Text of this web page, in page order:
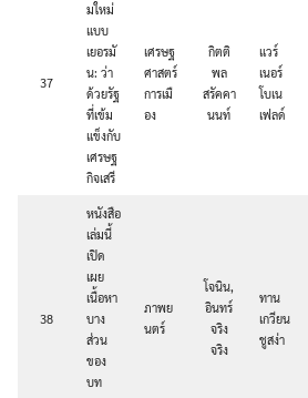
37
มใหม่
แบบ
เยอรมั
น: ว่า
ด้วยรัฐ
ที่เข้ม
แข็งกับ
เศรษฐ
กิจเสรี
เศรษฐ
ศาสตร์
การเมื
อง
กิตติ
พล
สรัคคา
นนท์
แวร์
เนอร์​
โบเน
เฟลด์
38
หนังสือ
เล่มนี้
เปิด
เผย
เนื้อหา
บาง
ส่วน
ของ
บท
ภาพย
นตร์
โจนิน,
อินทร์
จริง
จริง
ทาน
เกวียน
ชูสง่า